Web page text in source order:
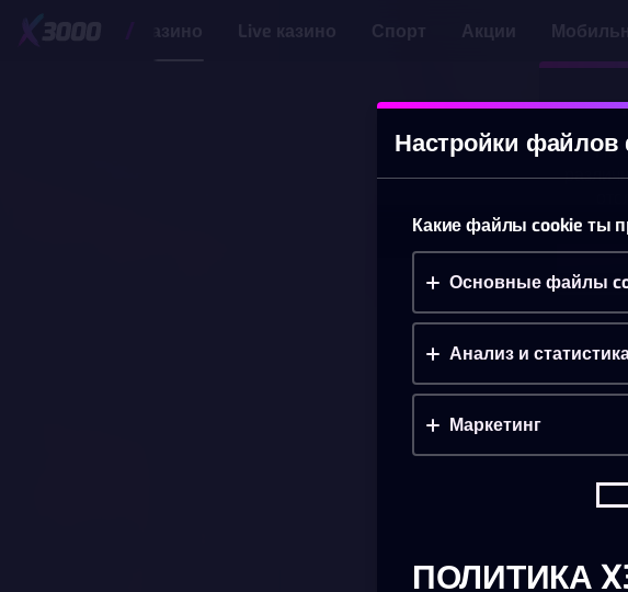
Казино Live казино Спорт Акции
Эта
На
Настройки файлов
Какие файлы cookie ты
Основные файлы
Анализ и
Маркетинг
ПОЛИТИКА